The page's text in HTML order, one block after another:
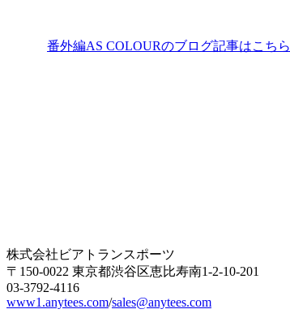
番外編AS COLOURのブログ記事はこちら
株式会社ビアトランスポーツ
〒150-0022 東京都渋谷区恵比寿南1-2-10-201
03-3792-4116
www1.anytees.com/sales@anytees.com